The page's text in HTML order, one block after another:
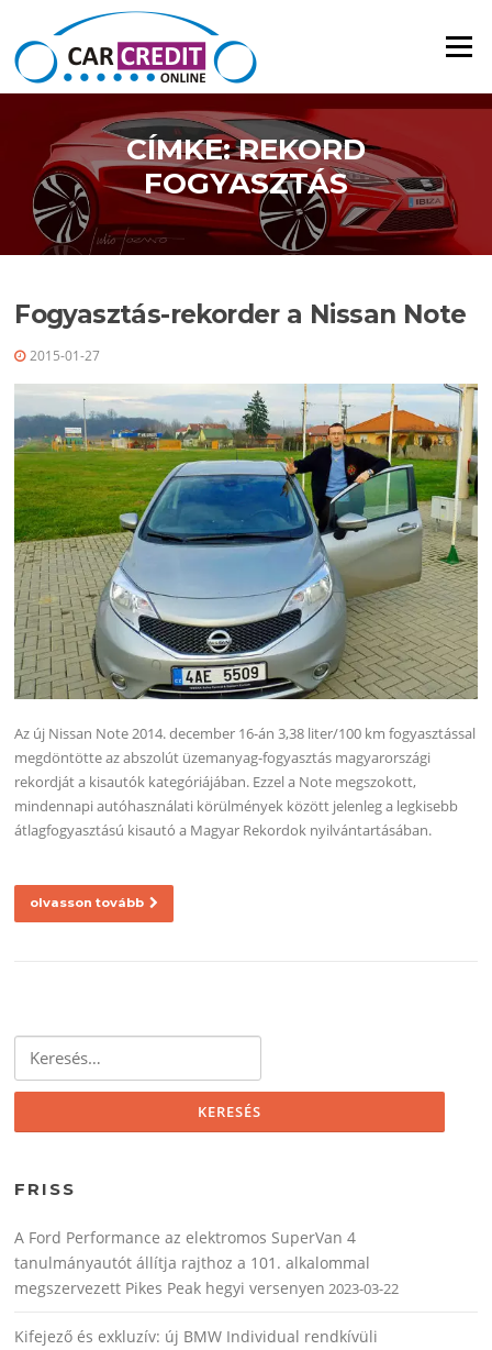
Ugrás a tartalomra
Menü
CÍMKE: REKORD
FOGYASZTÁS
Fogyasztás-rekorder a Nissan Note
2015-01-27
Az új Nissan Note 2014. december 16-án 3,38 liter/100 km fogyasztással
megdöntötte az abszolút üzemanyag-fogyasztás magyarországi
rekordját a kisautók kategóriájában. Ezzel a Note megszokott,
mindennapi autóhasználati körülmények között jelenleg a legkisebb
átlagfogyasztású kisautó a Magyar Rekordok nyilvántartásában.
olvasson tovább
FRISS
A Ford Performance az elektromos SuperVan 4
tanulmányautót állítja rajthoz a 101. alkalommal
megszervezett Pikes Peak hegyi versenyen 2023-03-22
Kifejező és exkluzív: új BMW Individual rendkívüli